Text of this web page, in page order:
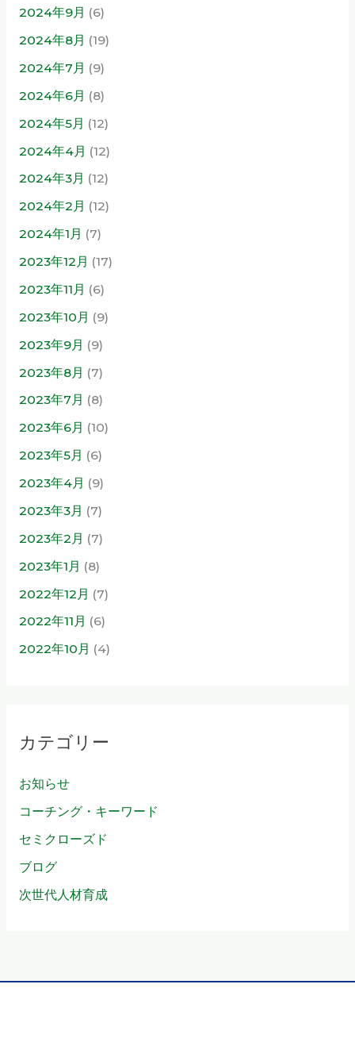
2024年9月 (6)
2024年8月 (19)
2024年7月 (9)
2024年6月 (8)
2024年5月 (12)
2024年4月 (12)
2024年3月 (12)
2024年2月 (12)
2024年1月 (7)
2023年12月 (17)
2023年11月 (6)
2023年10月 (9)
2023年9月 (9)
2023年8月 (7)
2023年7月 (8)
2023年6月 (10)
2023年5月 (6)
2023年4月 (9)
2023年3月 (7)
2023年2月 (7)
2023年1月 (8)
2022年12月 (7)
2022年11月 (6)
2022年10月 (4)
カテゴリー
お知らせ
コーチング・キーワード
セミクローズド
ブログ
次世代人材育成